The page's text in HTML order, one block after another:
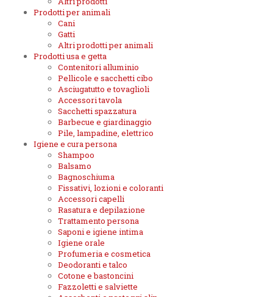
Prodotti per animali
Cani
Gatti
Altri prodotti per animali
Prodotti usa e getta
Contenitori alluminio
Pellicole e sacchetti cibo
Asciugatutto e tovaglioli
Accessori tavola
Sacchetti spazzatura
Barbecue e giardinaggio
Pile, lampadine, elettrico
Igiene e cura persona
Shampoo
Balsamo
Bagnoschiuma
Fissativi, lozioni e coloranti
Accessori capelli
Rasatura e depilazione
Trattamento persona
Saponi e igiene intima
Igiene orale
Profumeria e cosmetica
Deodoranti e talco
Cotone e bastoncini
Fazzoletti e salviette